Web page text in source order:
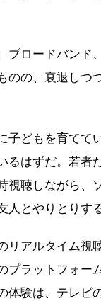
ブロードバンド
のの、衰退しつ
子どもを育てて
るはずだ。若者
視聴しながら、
人とやりとりす
リアルタイム視
プラットフォー
体験は、テレビ